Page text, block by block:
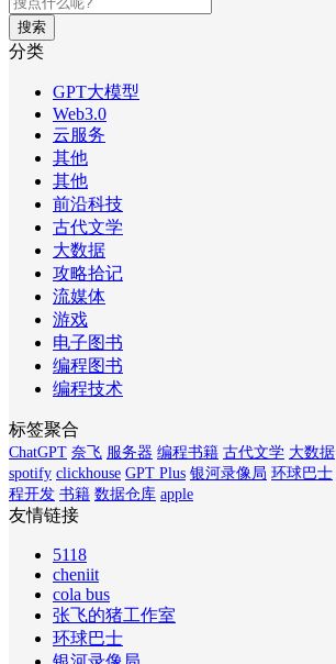
搜索
分类
GPT大模型
Web3.0
云服务
其他
其他
前沿科技
古代文学
大数据
攻略拾记
流媒体
游戏
电子图书
编程图书
编程技术
标签聚合
ChatGPT 奈飞 服务器 编程书籍 古代文学 大数据
spotify clickhouse GPT Plus 银河录像局 环球巴士
程开发 书籍 数据仓库 apple
友情链接
5118
cheniit
cola bus
张飞的猪工作室
环球巴士